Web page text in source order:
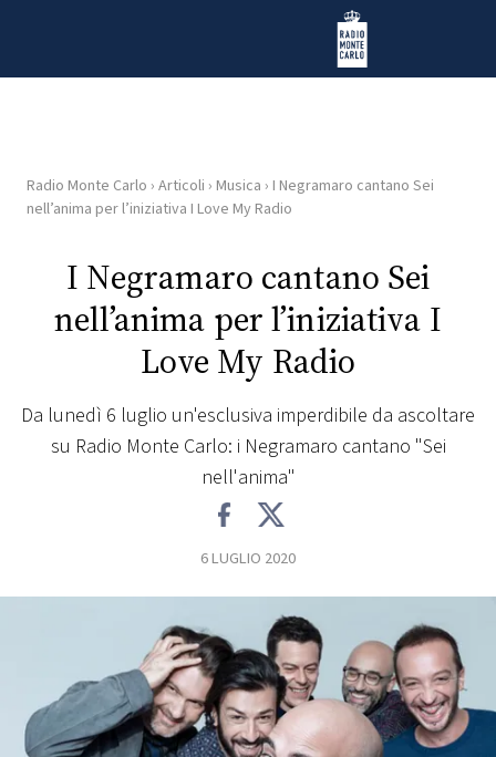
Radio Monte Carlo
HOME
RADIO
WEB
PLAYLIST
CONCORSI
EVENTI
VIDEO
Radio Monte Carlo › Articoli › Musica › I Negramaro cantano Sei
nell’anima per l’iniziativa I Love My Radio
I Negramaro cantano Sei
nell’anima per l’iniziativa I
Love My Radio
Da lunedì 6 luglio un'esclusiva imperdibile da ascoltare
su Radio Monte Carlo: i Negramaro cantano "Sei
nell'anima"
6 LUGLIO 2020